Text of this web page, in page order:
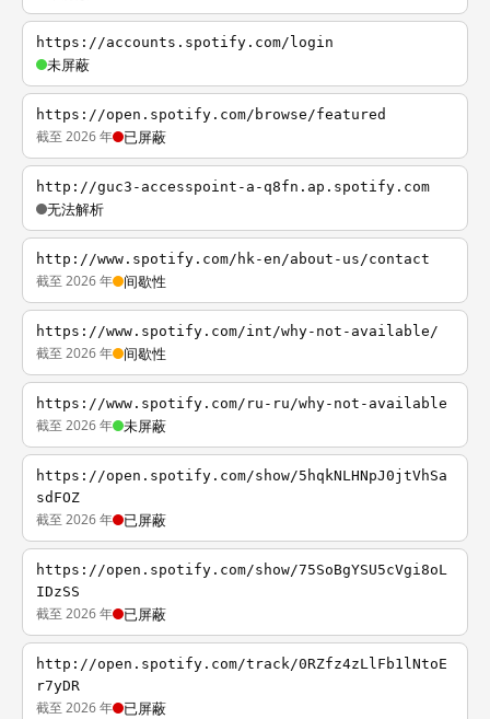
https://accounts.spotify.com/login
未屏蔽
https://open.spotify.com/browse/featured
截至 2026 年 已屏蔽
http://guc3-accesspoint-a-q8fn.ap.spotify.com
无法解析
http://www.spotify.com/hk-en/about-us/contact
截至 2026 年 间歇性
https://www.spotify.com/int/why-not-available/
截至 2026 年 间歇性
https://www.spotify.com/ru-ru/why-not-available
截至 2026 年 未屏蔽
https://open.spotify.com/show/5hqkNLHNpJ0jtVhSa
sdFOZ
截至 2026 年 已屏蔽
https://open.spotify.com/show/75SoBgYSU5cVgi8oL
IDzSS
截至 2026 年 已屏蔽
http://open.spotify.com/track/0RZfz4zLlFb1lNtoE
r7yDR
截至 2026 年 已屏蔽